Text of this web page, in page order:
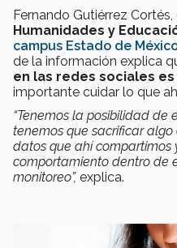
Fernando Gutiérrez
Humanidades y
campus Estado de
de la información explica
en las redes sociales
importante cuidar lo que
“Tenemos la posibilidad de
tenemos que sacrificar
datos que ahí compartimos
comportamiento dentro de
monitoreo”, explica.